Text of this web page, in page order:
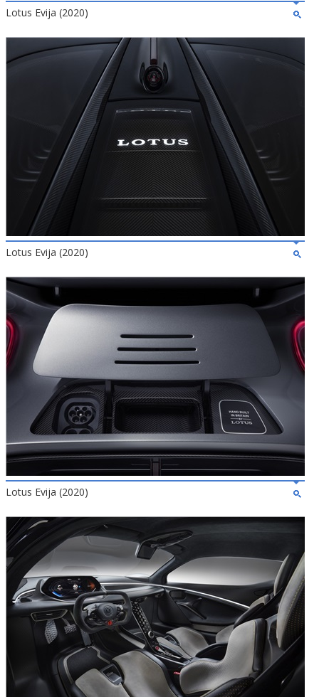
Lotus Evija (2020)
Lotus Evija (2020)
Lotus Evija (2020)